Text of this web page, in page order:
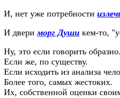
И, нет уже потребности
И двериморг Души кем-то,
Ну, это если говорить образно.
Если же, по существу.
Если исходить из анализа
Более того, самых жестоких.
Их, собственной оценки